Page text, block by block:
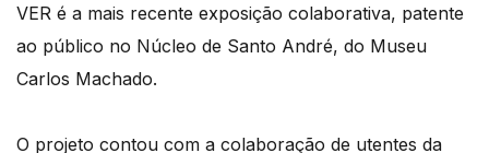
VER é a mais recente exposição colaborativa, patente
ao público no Núcleo de Santo André, do Museu
Carlos Machado.
O projeto contou com a colaboração de utentes da